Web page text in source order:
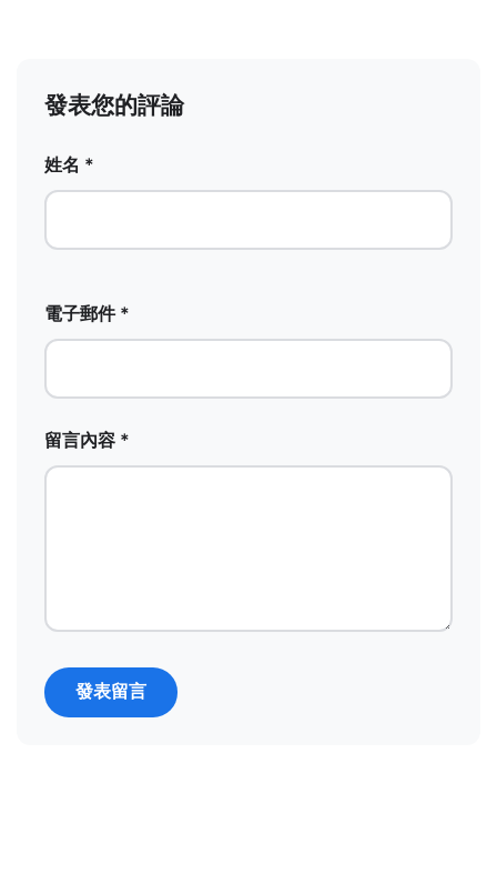
發表您的評論
姓名 *
電子郵件 *
留言內容 *
發表留言